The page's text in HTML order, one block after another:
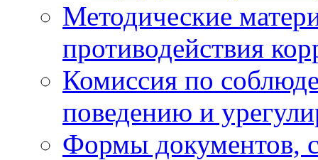
Методические
противодействия
Комиссия по
поведению и
Формы документов,